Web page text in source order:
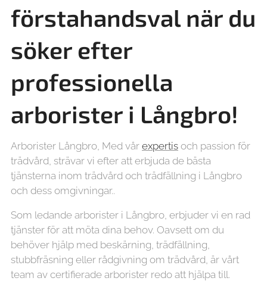
förstahandsval när du
söker efter
professionella
arborister i Långbro!
Arborister Långbro, Med vår expertis och passion för
trädvård, strävar vi efter att erbjuda de bästa
tjänsterna inom trädvård och trädfällning i Långbro
och dess omgivningar..
Som ledande arborister i Långbro, erbjuder vi en rad
tjänster för att möta dina behov. Oavsett om du
behöver hjälp med beskärning, trädfällning,
stubbfräsning eller rådgivning om trädvård, är vårt
team av certifierade arborister redo att hjälpa till.